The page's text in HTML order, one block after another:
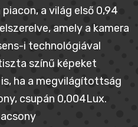
a világ első 0,94
amely a kamera
i technológiával
színű képeket
ha a megvilágítottság
csupán 0,004Lux.